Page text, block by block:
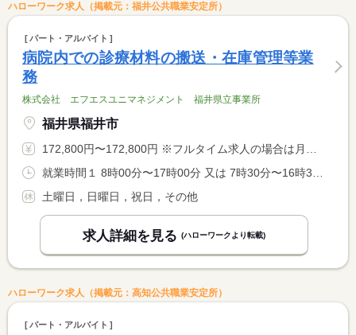
ハローワーク求人（掲載元：福井公共職業安定所）
パート・アルバイト
病院内での診療材料の搬送・在庫管理等業
務
株式会社 エフエスユニマネジメント 福井県立事業所
福井県福井市
172,800円〜172,800円 ※フルタイム求人の場合は月額（換算額）、パート求人の場合は時間額を表示しています。
土曜日，日曜日，祝日，その他
求人詳細を見る (ハローワークより転載)
ハローワーク求人（掲載元：高知公共職業安定所）
パート・アルバイト